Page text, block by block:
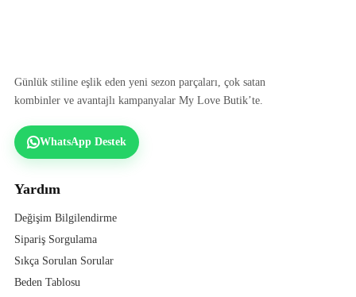
Günlük stiline eşlik eden yeni sezon parçaları, çok satan
kombinler ve avantajlı kampanyalar My Love Butik’te.
WhatsApp Destek
Yardım
Değişim Bilgilendirme
Sipariş Sorgulama
Sıkça Sorulan Sorular
Beden Tablosu